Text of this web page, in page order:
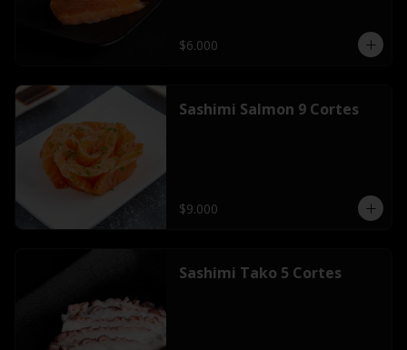
$6.000
Sashimi Salmon 9 Cortes
$9.000
Sashimi Tako 5 Cortes